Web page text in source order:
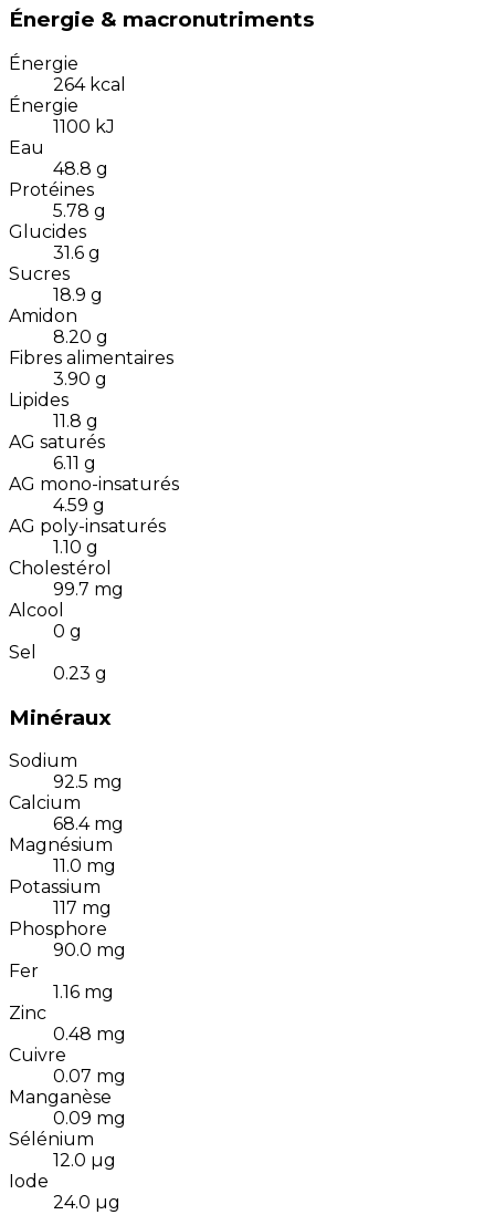
Énergie & macronutriments
Énergie
264 kcal
Énergie
1100 kJ
Eau
48.8 g
Protéines
5.78 g
Glucides
31.6 g
Sucres
18.9 g
Amidon
8.20 g
Fibres alimentaires
3.90 g
Lipides
11.8 g
AG saturés
6.11 g
AG mono-insaturés
4.59 g
AG poly-insaturés
1.10 g
Cholestérol
99.7 mg
Alcool
0 g
Sel
0.23 g
Minéraux
Sodium
92.5 mg
Calcium
68.4 mg
Magnésium
11.0 mg
Potassium
117 mg
Phosphore
90.0 mg
Fer
1.16 mg
Zinc
0.48 mg
Cuivre
0.07 mg
Manganèse
0.09 mg
Sélénium
12.0 µg
Iode
24.0 µg